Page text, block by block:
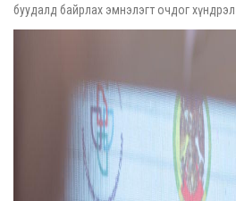
буудалд байрлах эмнэлэгт очдог